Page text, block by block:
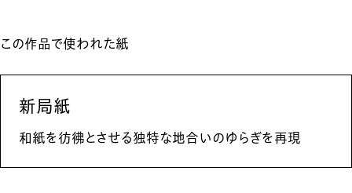
この作品で使われた紙
新局紙
和紙を彷彿とさせる独特な地合いのゆらぎを再現